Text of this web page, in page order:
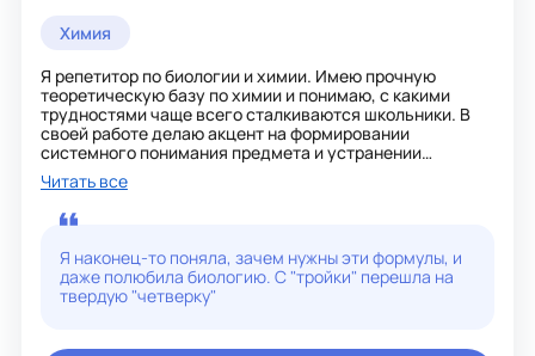
Химия
Я репетитор по биологии и химии. Имею прочную
теоретическую базу по химии и понимаю, с какими
трудностями чаще всего сталкиваются школьники. В
своей работе делаю акцент на формировании
системного понимания предмета и устранении
пробелов в знаниях.
Направления работы:
- Повышение успеваемости по химии
- Подготовка к контрольным и самостоятельным
работам
- Подготовка к ОГЭ
- Разбор и закрепление сложных тем школьной
- Подготовка к ЕГЭ
Читать все
Я наконец-то поняла, зачем нужны эти формулы, и
даже полюбила биологию. С "тройки" перешла на
твердую "четверку"